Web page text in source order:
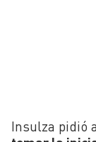
Insulza pidió